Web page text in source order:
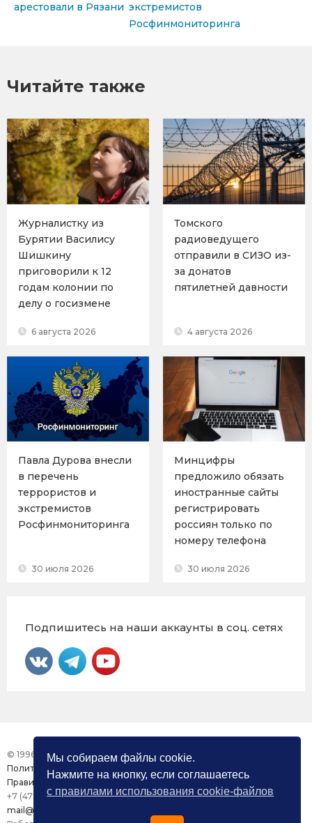
арестовали в Рязани экстремистов
Росфинмониторинга
Читайте также
Журналистку из
Бурятии Василису
Шишкину
приговорили к 12
годам колонии по
делу о госизмене
6 августа 2026
Томского
радиоведущего
отправили в СИЗО из-
за донатов
пятилетней давности
4 августа 2026
Павла Дурова внесли
в перечень
террористов и
экстремистов
Росфинмониторинга
30 июля 2026
Минцифры
предложило обязать
иностранные сайты
регистрировать
россиян только по
номеру телефона
30 июля 2026
Подпишитесь на наши аккаунты в соц. сетях
© 1996 – 2026 Фонд «Центр Защиты Прав СМИ»
Политика конфиденциальности
Правила использования сайта
+7 (473) 277-82-26
mail@mmdc.ru
Мы собираем файлы cookie.
Нажмите на кнопку, если соглашаетесь
с правилами использования cookie-файлов